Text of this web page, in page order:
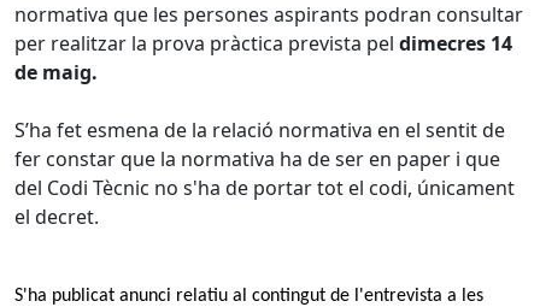
normativa que les persones aspirants podran consultar
per realitzar la prova pràctica prevista pel dimecres 14
de maig.
S’ha fet esmena de la relació normativa en el sentit de
fer constar que la normativa ha de ser en paper i que
del Codi Tècnic no s'ha de portar tot el codi, únicament
el decret.
S'ha publicat anunci relatiu al contingut de l'entrevista a les